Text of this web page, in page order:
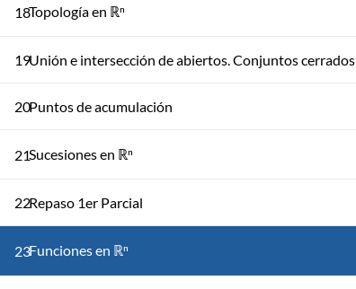
18Topología en ℝⁿ
19Unión e intersección de abiertos. Conjuntos cerrados
20Puntos de acumulación
21Sucesiones en ℝⁿ
22Repaso 1er Parcial
23Funciones en ℝⁿ